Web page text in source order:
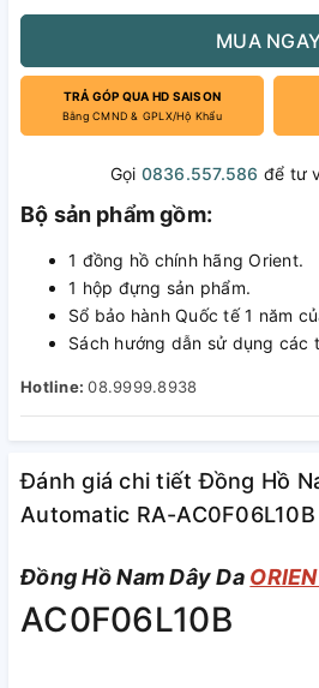
MUA
TRẢ GÓP QUA HD SAISON
Bằng CMND & GPLX/Hộ Khẩu
Gọi 0836.557.586 để tư
Bộ sản phẩm gồm:
1 đồng hồ chính hãng Orient.
1 hộp đựng sản phẩm.
Sổ bảo hành Quốc tế 1 năm
Sách hướng dẫn sử dụng các
Hotline:08.9999.8938
Đánh giá chi tiết Đồng Hồ
Automatic RA-AC0F06L10B
Đồng Hồ Nam Dây Da
AC0F06L10B